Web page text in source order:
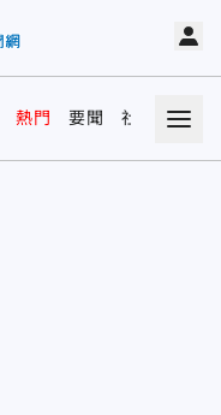
熱門 要聞 社會 娛樂